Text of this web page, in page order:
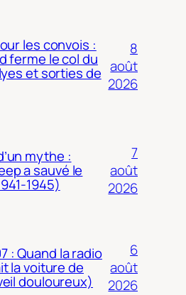
les convois :
ferme le col du
et sorties de
8
août
2026
mythe :
a sauvé le
1945)
7
août
2026
: Quand la radio
la voiture de
douloureux)
6
août
2026